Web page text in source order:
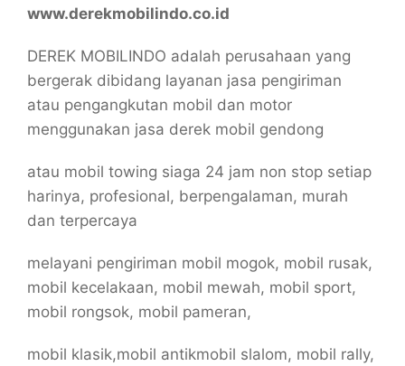
www.derekmobilindo.co.id
DEREK MOBILINDO adalah perusahaan yang
bergerak dibidang layanan jasa pengiriman
atau pengangkutan mobil dan motor
menggunakan jasa derek mobil gendong
atau mobil towing siaga 24 jam non stop setiap
harinya, profesional, berpengalaman, murah
dan terpercaya
melayani pengiriman mobil mogok, mobil rusak,
mobil kecelakaan, mobil mewah, mobil sport,
mobil rongsok, mobil pameran,
mobil klasik,mobil antikmobil slalom, mobil rally,